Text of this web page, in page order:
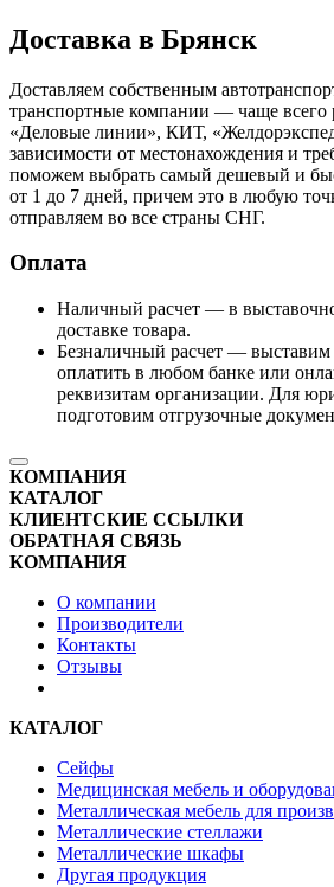
Доставка в Брянск
Доставляем собственным
транспортные компании — чаще
«Деловые линии», КИТ,
зависимости от местонахождения и
поможем выбрать самый дешевый и
от 1 до 7 дней, причем это в любую
отправляем во все страны СНГ.
Оплата
Наличный расчет — в
доставке товара.
Безналичный расчет —
оплатить в любом банке или
реквизитам организации. Для
подготовим отгрузочные
КОМПАНИЯ
КАТАЛОГ
КЛИЕНТСКИЕ ССЫЛКИ
ОБРАТНАЯ СВЯЗЬ
КОМПАНИЯ
О компании
Производители
Контакты
Отзывы
КАТАЛОГ
Сейфы
Медицинская мебель и
Металлическая мебель для
Металлические стеллажи
Металлические шкафы
Другая продукция